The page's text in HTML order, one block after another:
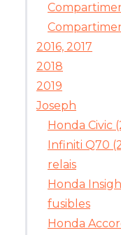
2016, 2017
2018
2019
Joseph
Honda Civic
Infiniti Q70
relais
Honda
fusibles
Honda